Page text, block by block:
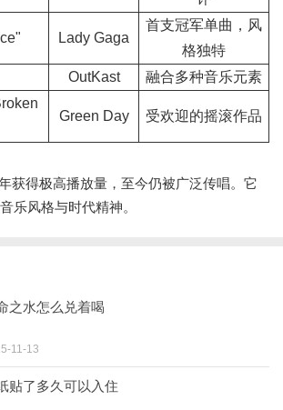
Lady Gaga
首支冠军单曲，风
格独特
OutKast
融合多种音乐元素
Green Day 受欢迎的摇滚作品
获得极高播放量，至今仍被广泛传唱。它
乐风格与时代精神。
之水怎么兑着喝
11-13
贴了多久可以入住